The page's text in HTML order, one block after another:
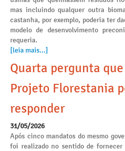
mas incluindo qualquer outra
castanha, por exemplo, poderia ter
modelo de desenvolvimento
requeria.
[leia mais...]
Quarta pergunta
Projeto Florestania
responder
31/05/2026
Após cinco mandatos do mesmo
foi realizado no sentido de fornecer